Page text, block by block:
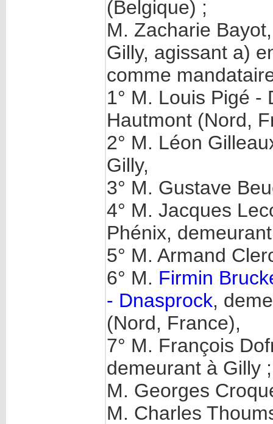
(Belgique) ;
M. Zacharie
Gilly, agissant a)
comme
1° M. Louis Pigé -
Hautmont (Nord,
2° M. Léon
Gilly,
3° M. Gustave
4° M. Jacques
Phénix,
5° M. Armand
6° M. Firmin
- Dnasprock,
(Nord, France),
7° M. François
demeurant à Gilly ;
M. Georges
M. Charles